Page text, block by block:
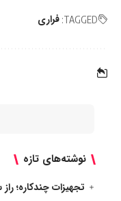
TAGGED: فراری
نوشته‌های تازه
تجهیزات چندکاره؛